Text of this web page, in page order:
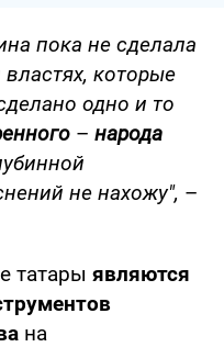
пока не сделала
которые
одно и то
– народа
не нахожу", –
татары являются
на